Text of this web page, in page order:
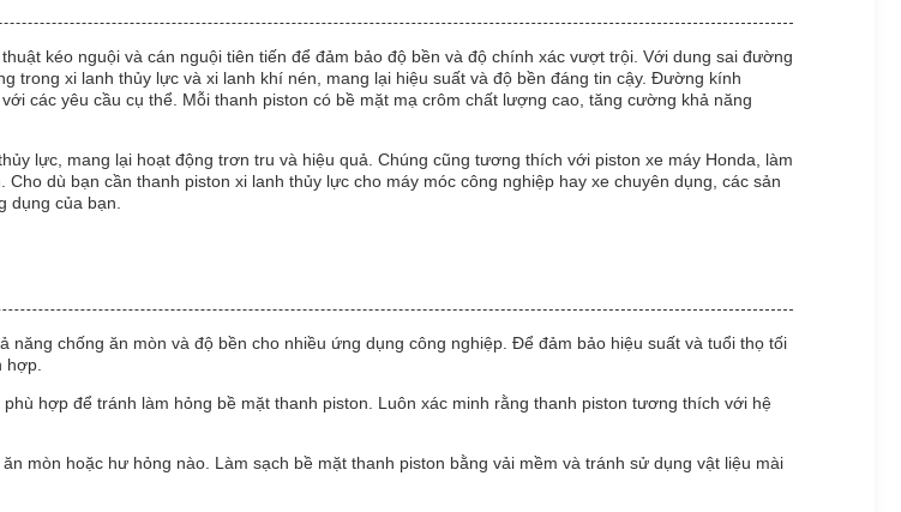
kéo nguội và cán nguội tiên tiến để đảm bảo độ bền và độ chính xác vượt trội. Với dung sai đường
trong xi lanh thủy lực và xi lanh khí nén, mang lại hiệu suất và độ bền đáng tin cậy. Đường kính
các yêu cầu cụ thể. Mỗi thanh piston có bề mặt mạ crôm chất lượng cao, tăng cường khả năng
lực, mang lại hoạt động trơn tru và hiệu quả. Chúng cũng tương thích với piston xe máy Honda, làm
dù bạn cần thanh piston xi lanh thủy lực cho máy móc công nghiệp hay xe chuyên dụng, các sản
dụng của bạn.
chống ăn mòn và độ bền cho nhiều ứng dụng công nghiệp. Để đảm bảo hiệu suất và tuổi thọ tối
hợp.
hợp để tránh làm hỏng bề mặt thanh piston. Luôn xác minh rằng thanh piston tương thích với hệ
mòn hoặc hư hỏng nào. Làm sạch bề mặt thanh piston bằng vải mềm và tránh sử dụng vật liệu mài